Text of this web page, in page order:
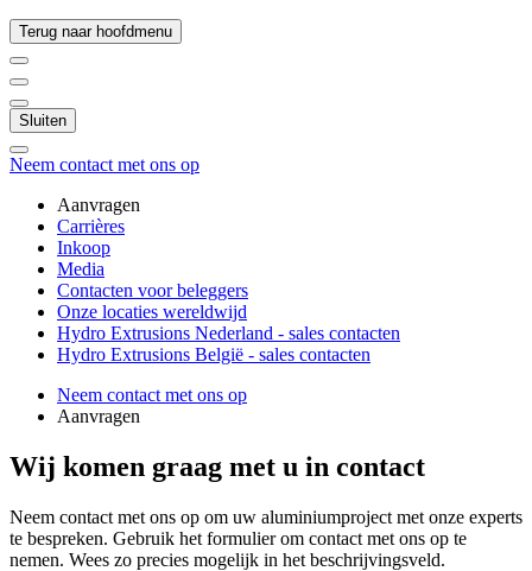
Terug naar hoofdmenu
Sluiten
Neem contact met ons op
Aanvragen
Carrières
Inkoop
Media
Contacten voor beleggers
Onze locaties wereldwijd
Hydro Extrusions Nederland - sales contacten
Hydro Extrusions België - sales contacten
Neem contact met ons op
Aanvragen
Wij komen graag met u in contact
Neem contact met ons op om uw aluminiumproject met onze experts
te bespreken. Gebruik het formulier om contact met ons op te
nemen. Wees zo precies mogelijk in het beschrijvingsveld.